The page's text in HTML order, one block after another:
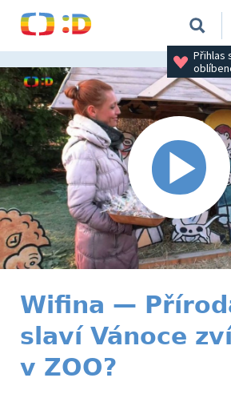
Přihlas
Wifina —
slaví Vánoce
v ZOO?